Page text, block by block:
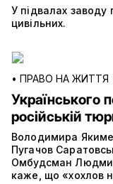
У підвалах заводу
цивільних.
• ПРАВО НА ЖИТТЯ
Українського
російській
Володимира
Пугачов
Омбудсман
каже, що «хохлов